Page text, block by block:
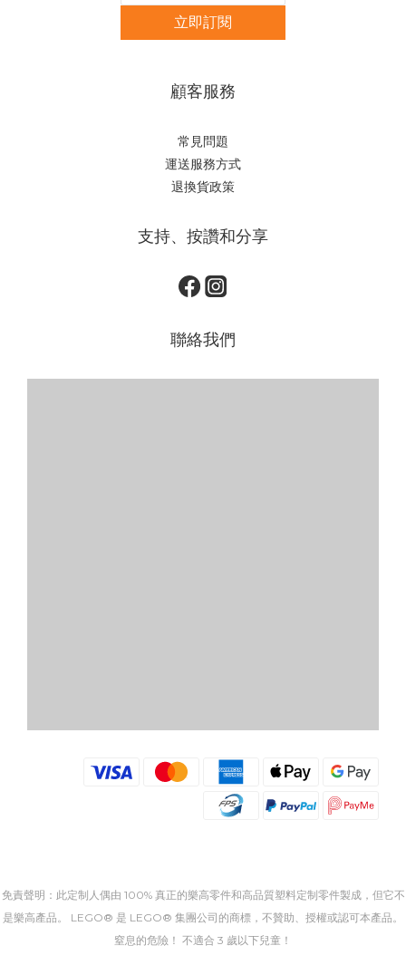
立即訂閱
顧客服務
常見問題
運送服務方式
退換貨政策
支持、按讚和分享
聯絡我們
免責聲明：此定制人偶由 100% 真正的樂高零件和高品質塑料定制零件製成，但它不
是樂高產品。 LEGO® 是 LEGO® 集團公司的商標，不贊助、授權或認可本產品。
窒息的危險！ 不適合 3 歲以下兒童！